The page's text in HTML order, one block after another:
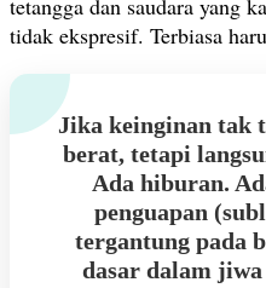
tetangga dan saudara yang
tidak ekspresif. Terbiasa
Jika keinginan tak
berat, tetapi
Ada hiburan.
penguapan
tergantung pada
dasar dalam jiwa